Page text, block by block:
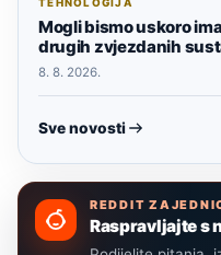
TEHNOLOGIJA
Mogli bismo uskoro
drugih zvjezdanih
8. 8. 2026.
Sve novosti
REDDIT
Raspravljajte s